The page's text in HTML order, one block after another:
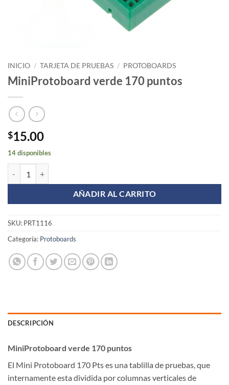
INICIO / TARJETA DE PRUEBAS / PROTOBOARDS
MiniProtoboard verde 170 puntos
$15.00
14 disponibles
AÑADIR AL CARRITO
SKU: PRT1116
Categoría: Protoboards
DESCRIPCIÓN
MiniProtoboard verde 170 puntos
El Mini Protoboard 170 Pts es una tablilla de pruebas, que
internamente esta dividida por columnas verticales de